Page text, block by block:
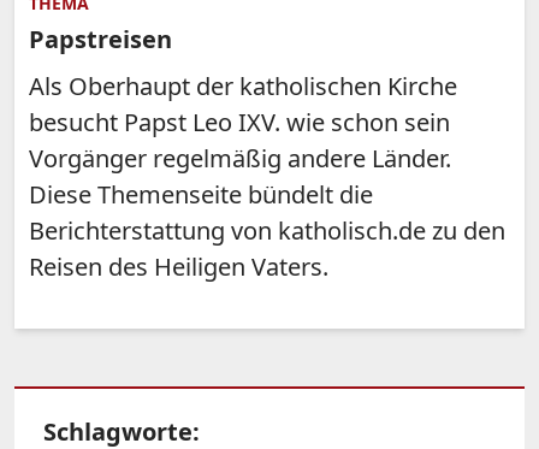
Papstreisen
Als Oberhaupt der katholischen Kirche
besucht Papst Leo IXV. wie schon sein
Vorgänger regelmäßig andere Länder.
Diese Themenseite bündelt die
Berichterstattung von katholisch.de zu den
Reisen des Heiligen Vaters.
Schlagworte: